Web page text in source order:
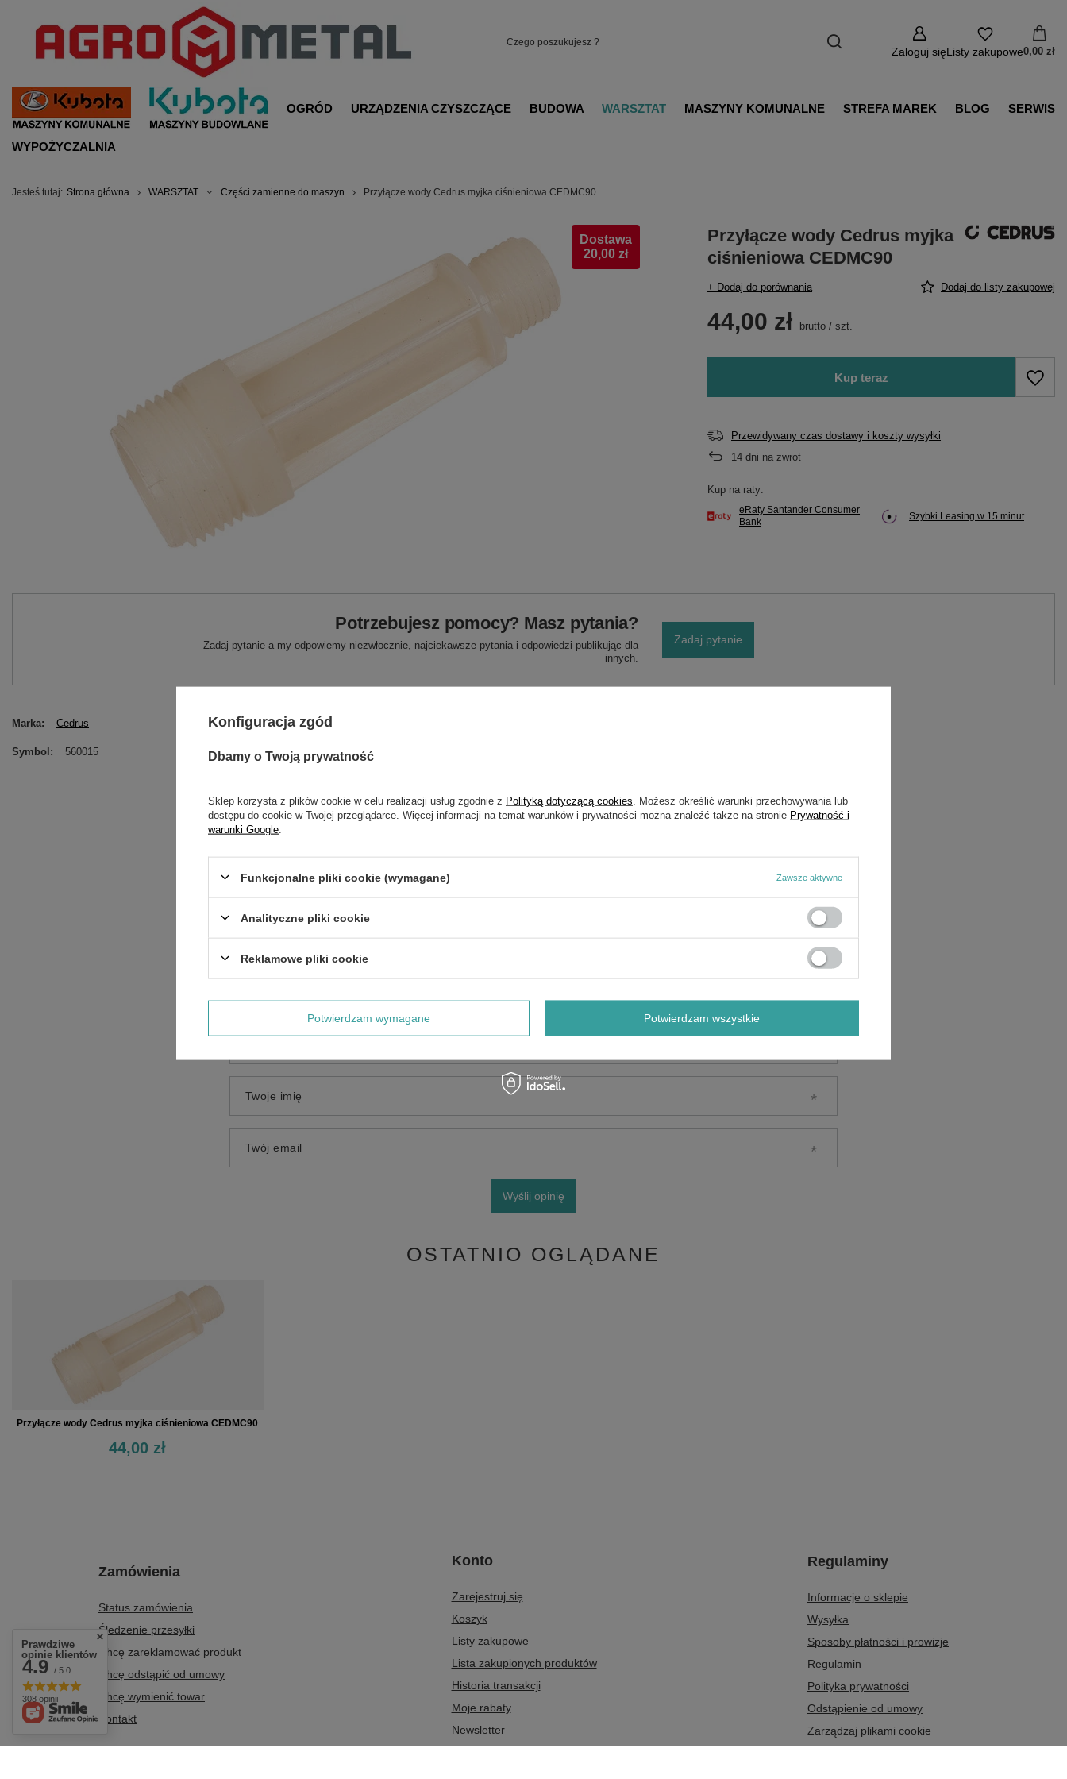
Zaloguj sięListy zakupowe0,00 zł
OGRÓD URZĄDZENIA CZYSZCZĄCE BUDOWA WARSZTAT MASZYNY KOMUNALNE STREFA MAREK BLOG SERWIS
WYPOŻYCZALNIA
Jesteś tutaj: Strona główna WARSZTAT Części zamienne do maszyn Przyłącze wody Cedrus myjka ciśnieniowa CEDMC90
Dostawa
20,00 zł
Przyłącze wody Cedrus myjka
ciśnieniowa CEDMC90
+ Dodaj do porównania Dodaj do listy zakupowej
44,00 zł brutto /szt.
Kup teraz
Przewidywany czas dostawy i koszty wysyłki
14 dni na zwrot
Kup na raty:
eRaty Santander Consumer
Bank
Szybki Leasing w 15 minut
Potrzebujesz pomocy? Masz pytania?
Zadaj pytanie a my odpowiemy niezwłocznie, najciekawsze pytania i odpowiedzi publikując dla
innych.
Zadaj pytanie
Marka Cedrus
Symbol 560015
NAPISZ SWOJĄ OPINIĘ
Dodaj własne zdjęcie produktu:
Twoje imię
Twój email
Wyślij opinię
OSTATNIO OGLĄDANE
Przyłącze wody Cedrus myjka ciśnieniowa CEDMC90
44,00 zł
Zamówienia
Status zamówienia
Śledzenie przesyłki
Chcę zareklamować produkt
Chcę odstąpić od umowy
Chcę wymienić towar
Kontakt
Konto
Zarejestruj się
Koszyk
Listy zakupowe
Lista zakupionych produktów
Historia transakcji
Moje rabaty
Newsletter
Regulaminy
Informacje o sklepie
Wysyłka
Sposoby płatności i prowizje
Regulamin
Polityka prywatności
Odstąpienie od umowy
Zarządzaj plikami cookie
Prawdziwe
opinie klientów
4.9 / 5.0
308 opinii
Konfiguracja zgód
Dbamy o Twoją prywatność
Sklep korzysta z plików cookie w celu realizacji usług zgodnie z Polityką dotyczącą cookies . Możesz określić warunki przechowywania lub
dostępu do cookie w Twojej przeglądarce. Więcej informacji na temat warunków i prywatności można znaleźć także na stronie Prywatność i
warunki Google
Funkcjonalne pliki cookie (wymagane) Zawsze aktywne
Analityczne pliki cookie
Reklamowe pliki cookie
Potwierdzam wymagane Potwierdzam wszystkie